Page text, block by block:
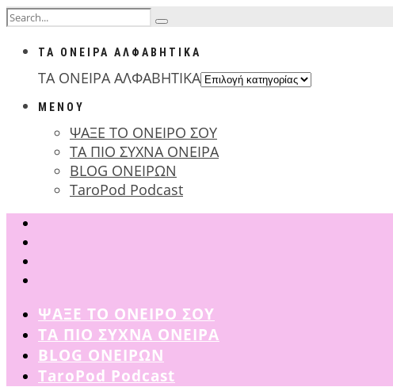
ΤΑ ΟΝΕΙΡΑ ΑΛΦΑΒΗΤΙΚΑ
ΤΑ ΟΝΕΙΡΑ ΑΛΦΑΒΗΤΙΚΑ
ΜΕΝΟΥ
ΨΑΞΕ ΤΟ ΟΝΕΙΡΟ ΣΟΥ
ΤΑ ΠΙΟ ΣΥΧΝΑ ΟΝΕΙΡΑ
BLOG ΟΝΕΙΡΩΝ
TaroPod Podcast
ΨΑΞΕ ΤΟ ΟΝΕΙΡΟ ΣΟΥ
ΤΑ ΠΙΟ ΣΥΧΝΑ ΟΝΕΙΡΑ
BLOG ΟΝΕΙΡΩΝ
TaroPod Podcast